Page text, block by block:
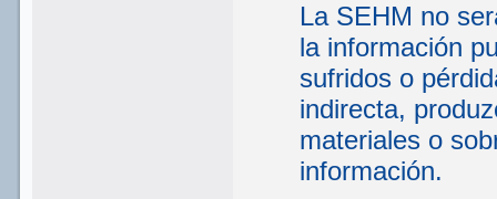
La SEHM no
la información
sufridos o
indirecta,
materiales o
información.